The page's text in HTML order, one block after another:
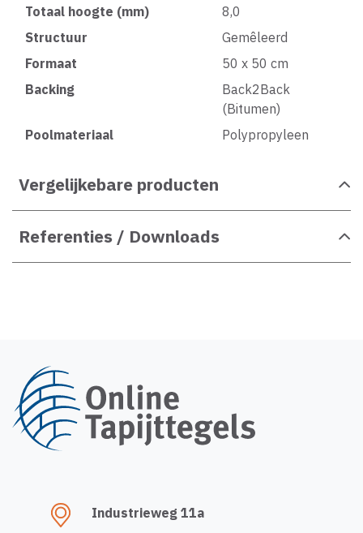
Totaal hoogte (mm)
8,0
Structuur
Gemêleerd
Formaat
50 x 50 cm
Backing
Back2Back
(Bitumen)
Poolmateriaal
Polypropyleen
Vergelijkebare producten
Referenties / Downloads
Industrieweg 11a